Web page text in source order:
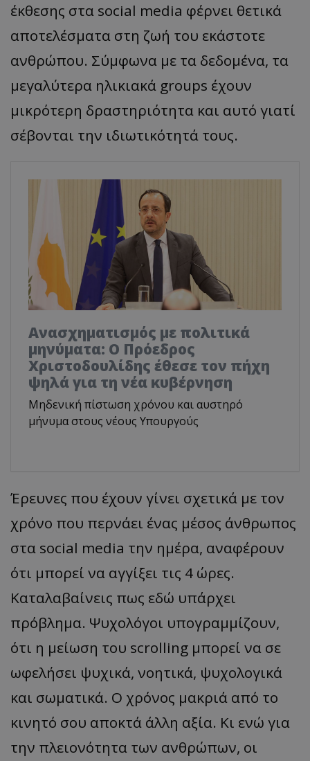
έκθεσης στα social media φέρνει θετικά
αποτελέσματα στη ζωή του εκάστοτε
ανθρώπου. Σύμφωνα με τα δεδομένα, τα
μεγαλύτερα ηλικιακά groups έχουν
μικρότερη δραστηριότητα και αυτό γιατί
σέβονται την ιδιωτικότητά τους.
Ανασχηματισμός με πολιτικά
μηνύματα: Ο Πρόεδρος
Χριστοδουλίδης έθεσε τον πήχη
ψηλά για τη νέα κυβέρνηση
Μηδενική πίστωση χρόνου και αυστηρό
μήνυμα στους νέους Υπουργούς
Έρευνες που έχουν γίνει σχετικά με τον
χρόνο που περνάει ένας μέσος άνθρωπος
στα social media την ημέρα, αναφέρουν
ότι μπορεί να αγγίξει τις 4 ώρες.
Καταλαβαίνεις πως εδώ υπάρχει
πρόβλημα. Ψυχολόγοι υπογραμμίζουν,
ότι η μείωση του scrolling μπορεί να σε
ωφελήσει ψυχικά, νοητικά, ψυχολογικά
και σωματικά. Ο χρόνος μακριά από το
κινητό σου αποκτά άλλη αξία. Κι ενώ για
την πλειονότητα των ανθρώπων, οι